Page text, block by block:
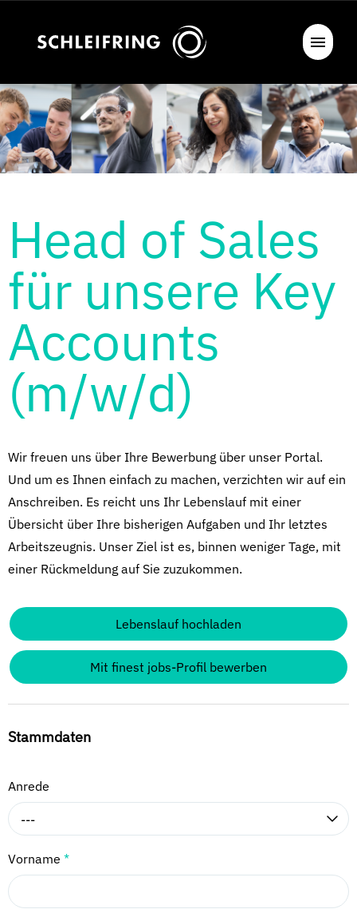
Head of Sales
für unsere Key
Accounts
(m/w/d)
Wir freuen uns über Ihre Bewerbung über unser Portal.
Und um es Ihnen einfach zu machen, verzichten wir auf ein
Anschreiben. Es reicht uns Ihr Lebenslauf mit einer
Übersicht über Ihre bisherigen Aufgaben und Ihr letztes
Arbeitszeugnis. Unser Ziel ist es, binnen weniger Tage, mit
einer Rückmeldung auf Sie zuzukommen.
Lebenslauf hochladen
Mit finest jobs-Profil bewerben
Stammdaten
Anrede
---
Vorname *